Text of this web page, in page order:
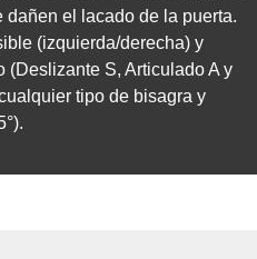
el lacado de la puerta.
(izquierda/derecha) y
(Deslizante S, Articulado A y
tipo de bisagra y